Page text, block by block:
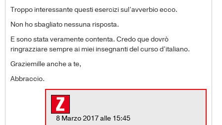
Troppo interessante questi esercizi sul’avverbio ecco.
Non ho sbagliato nessuna risposta.
E sono stata veramente contenta. Credo que dovrò
ringrazziare sempre ai miei insegnanti del curso d’italiano.
Graziemille anche a te,
Abbraccio.
8 Marzo 2017 alle 15:45